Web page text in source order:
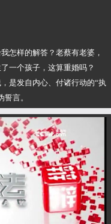
怎样的解答？老蔡有老婆，
一个孩子，这算重婚吗？
是发自内心、付诸行动的“执
言。